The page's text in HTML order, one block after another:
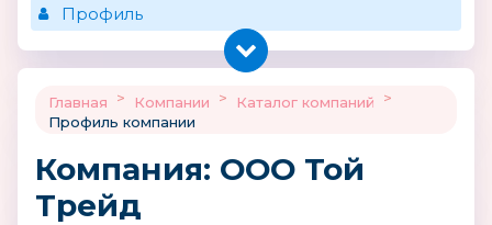
Профиль
Главная > Компании > Каталог компаний
>
Профиль компании
Компания: ООО Той
Трейд